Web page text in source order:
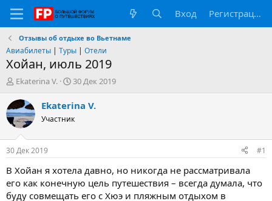
Вход Регистрация
Отзывы об отдыхе во Вьетнаме
Авиабилеты | Туры | Отели
Хойан, июль 2019
А
т
о
р
т
е
м
ы
Ekaterina V.
Д
т
н
а
л
30 Дек 2019
Ekaterina V.
Участник
30 Дек 2019 #1
В Хойан я хотела давно, но никогда не рассматривала
его как конечную цель путешествия – всегда думала, что
буду совмещать его с Хюэ и пляжным отдыхом в